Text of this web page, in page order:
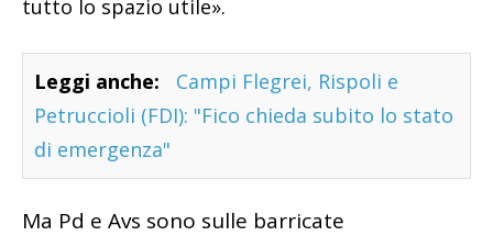
tutto lo spazio utile».
Leggi anche:
Campi Flegrei, Rispoli e
Petruccioli (FDI): "Fico chieda subito lo stato
di emergenza"
Ma Pd e Avs sono sulle barricate